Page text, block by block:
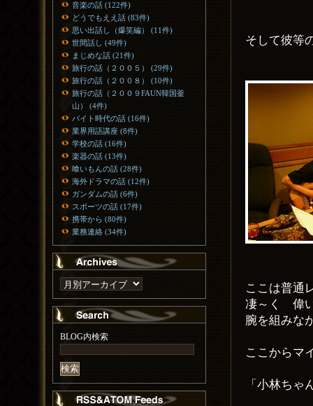
そして彼等
ここは普通
凄～く 偉
腕を組みな
ここからマ
「小林ちゃ
音楽の話 (122件)
どうでもええ話 (83件)
思い出話し（爆笑編） (11件)
世間話し (49件)
まじめな話 (21件)
旅行の話（２００５） (29件)
旅行の話（２００８） (10件)
旅行の話（２００９FAUN韓国釜
山） (4件)
バイト時代の話 (16件)
業界用語講座 (8件)
学校の話 (16件)
楽器の話 (13件)
喰いもんの話 (28件)
海外ドラマの話 (12件)
ガンダムの話 (6件)
スポーツの話 (17件)
携帯から (80件)
業務連絡 (34件)
BLOG内検索